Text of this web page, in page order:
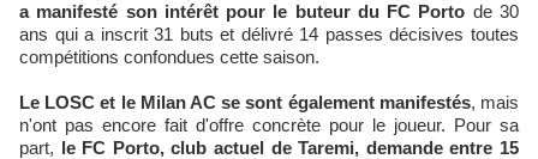
a manifesté son intérêt pour le buteur du FC Porto de 30
ans qui a inscrit 31 buts et délivré 14 passes décisives toutes
compétitions confondues cette saison.
Le LOSC et le Milan AC se sont également manifestés, mais
n'ont pas encore fait d'offre concrète pour le joueur. Pour sa
part, le FC Porto, club actuel de Taremi, demande entre 15